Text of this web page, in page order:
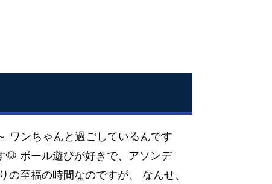
ワンちゃんと過ごしているんです
🐶 ボール遊びが好きで、アソンデ
の至福の時間なのですが、 なんせ、